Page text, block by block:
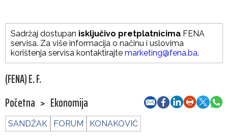
Sadržaj dostupan isključivo pretplatnicima FENA
servisa. Za više informacija o načinu i uslovima
korištenja servisa kontaktirajte marketing@fena.ba.
(FENA) E. F.
Početna > Ekonomija
SANDŽAK FORUM KONAKOVIĆ